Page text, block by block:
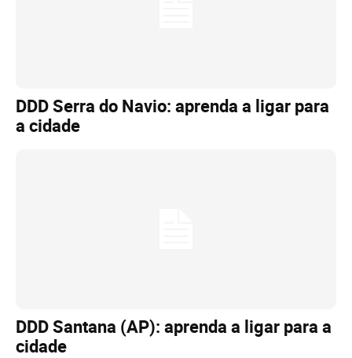
DDD Serra do Navio: aprenda a ligar para
a cidade
DDD Santana (AP): aprenda a ligar para a
cidade